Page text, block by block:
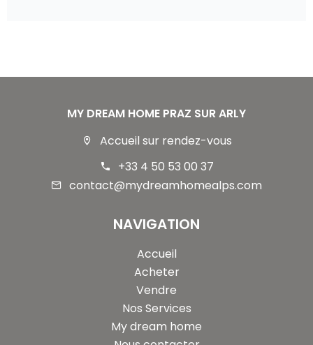
MY DREAM HOME PRAZ SUR ARLY
Accueil sur rendez-vous
+33 4 50 53 00 37
contact@mydreamhomealps.com
NAVIGATION
Accueil
Acheter
Vendre
Nos Services
My dream home